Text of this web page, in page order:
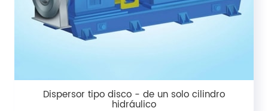
Dispersor tipo disco - de un solo cilindro
hidráulico